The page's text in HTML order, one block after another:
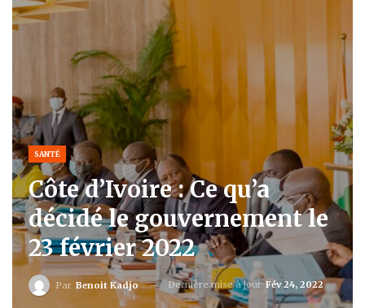
SANTÉ
Côte d’Ivoire : Ce qu’a
décidé le gouvernement le
23 février 2022
Par Benoit Kadjo Dernière mise à jourFév 24, 2022